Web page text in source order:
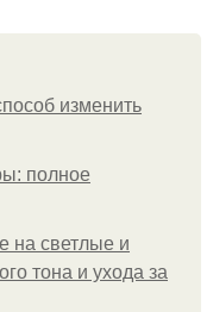
изменить
полное
на светлые и
тона и ухода за